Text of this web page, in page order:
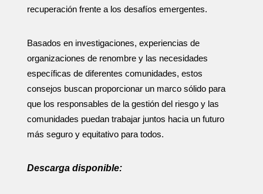
recuperación frente a los desafíos emergentes.
Basados en investigaciones, experiencias de
organizaciones de renombre y las necesidades
específicas de diferentes comunidades, estos
consejos buscan proporcionar un marco sólido para
que los responsables de la gestión del riesgo y las
comunidades puedan trabajar juntos hacia un futuro
más seguro y equitativo para todos.
Descarga disponible: